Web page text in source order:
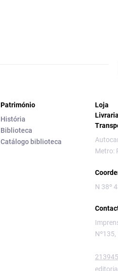
Património
História
Biblioteca
Catálogo biblioteca
Loja
Metro:
N 38º